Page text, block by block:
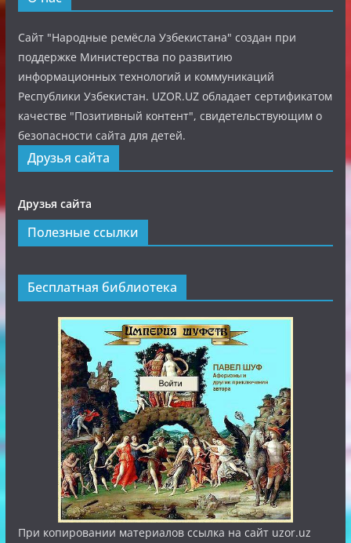
Сайт "Народные ремёсла Узбекистана" создан при
поддержке Министерства по развитию
информационных технологий и коммуникаций
Республики Узбекистан. UZOR.UZ обладает сертификатом
качестве "Позитивный контент", свидетельствующим о
безопасности сайта для детей.
Друзья сайта
Друзья сайта
Полезные ссылки
Бесплатная библиотека
При копировании материалов ссылка на сайт uzor.uz